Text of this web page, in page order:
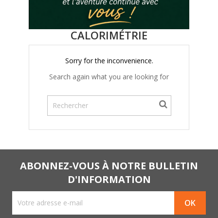
CALORIMÉTRIE
Sorry for the inconvenience.
Search again what you are looking for
ABONNEZ-VOUS À NOTRE BULLETIN
D'INFORMATION